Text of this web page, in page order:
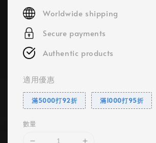
price
Worldwide shipping
Secure payments
Authentic products
適用優惠
滿5000打92折 滿1000打95折
數量